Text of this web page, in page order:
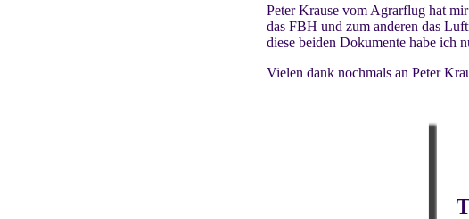
Peter Krause vom Agrarflug hat
das FBH und zum anderen das
diese beiden Dokumente habe ich
Vielen dank nochmals an Peter